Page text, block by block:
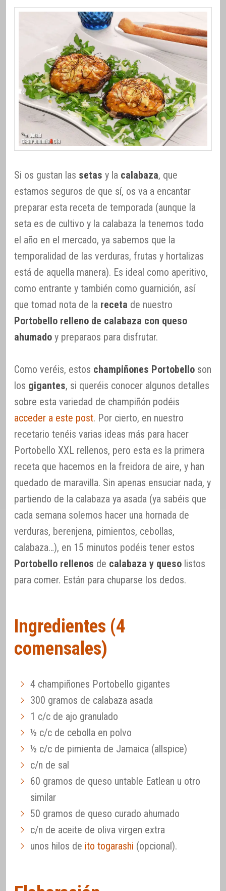
Si os gustan las setas y la calabaza, que
estamos seguros de que sí, os va a encantar
preparar esta receta de temporada (aunque la
seta es de cultivo y la calabaza la tenemos todo
el año en el mercado, ya sabemos que la
temporalidad de las verduras, frutas y hortalizas
está de aquella manera). Es ideal como aperitivo,
como entrante y también como guarnición, así
que tomad nota de la receta de nuestro
Portobello relleno de calabaza con queso
ahumado y preparaos para disfrutar.
Como veréis, estos champiñones Portobello son
los gigantes, si queréis conocer algunos detalles
sobre esta variedad de champiñón podéis
acceder a este post. Por cierto, en nuestro
recetario tenéis varias ideas más para hacer
Portobello XXL rellenos, pero esta es la primera
receta que hacemos en la freidora de aire, y han
quedado de maravilla. Sin apenas ensuciar nada, y
partiendo de la calabaza ya asada (ya sabéis que
cada semana solemos hacer una hornada de
verduras, berenjena, pimientos, cebollas,
calabaza…), en 15 minutos podéis tener estos
Portobello rellenos de calabaza y queso listos
para comer. Están para chuparse los dedos.
Ingredientes (4
comensales)
4 champiñones Portobello gigantes
300 gramos de calabaza asada
1 c/c de ajo granulado
½ c/c de cebolla en polvo
½ c/c de pimienta de Jamaica (allspice)
c/n de sal
60 gramos de queso untable Eatlean u otro
similar
50 gramos de queso curado ahumado
c/n de aceite de oliva virgen extra
unos hilos de ito togarashi (opcional).